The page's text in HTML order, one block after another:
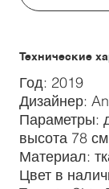
Технические
Год: 2019
Дизайнер:
Параметры:
высота 78
Материал:
Цвет в